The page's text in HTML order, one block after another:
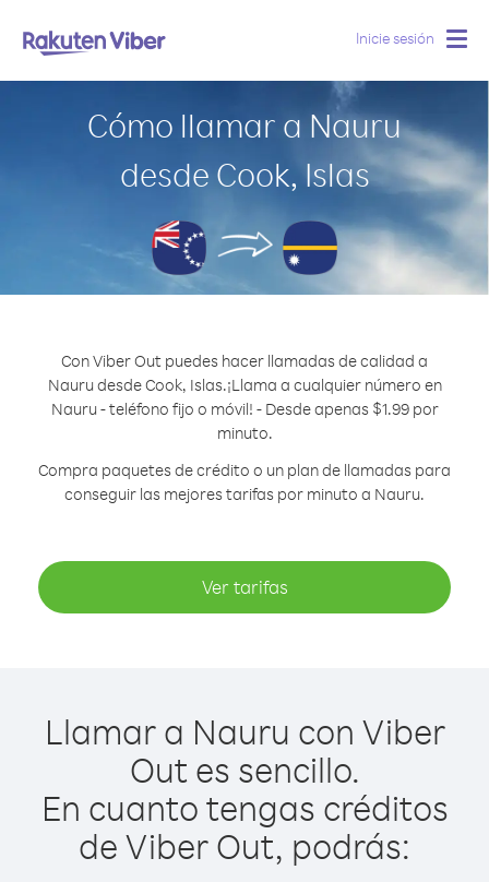
Inicie sesión
Cómo llamar a Nauru
desde Cook, Islas
Con Viber Out puedes hacer llamadas de calidad a
Nauru desde Cook, Islas.¡Llama a cualquier número en
Nauru - teléfono fijo o móvil! - Desde apenas $1.99 por
minuto.
Compra paquetes de crédito o un plan de llamadas para
conseguir las mejores tarifas por minuto a Nauru.
Ver tarifas
Llamar a Nauru con Viber
Out es sencillo.
En cuanto tengas créditos
de Viber Out, podrás: